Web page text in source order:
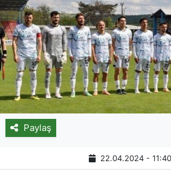
Paylaş
22.04.2024 - 11:40